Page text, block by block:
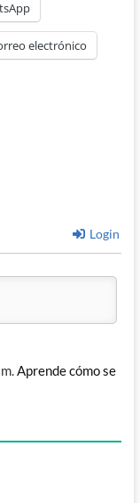
electrónico
Login
Aprende cómo se